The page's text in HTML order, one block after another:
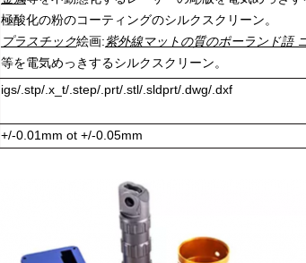
極酸化の粉のコーティングのシルクスクリーン。
プラスチック絵画:紫外線マットの質のポーランド語
等を電気めっきするシルクスクリーン。
igs/.stp/.x_t/.step/.prt/.stl/.sldprt/.dwg/.dxf
+/-0.01mm ot +/-0.05mm